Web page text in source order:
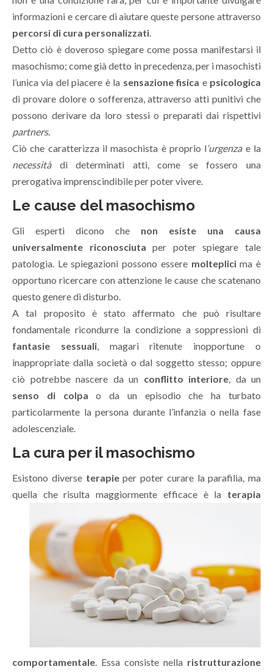
informazioni e cercare di aiutare queste persone attraverso
percorsi di cura personalizzati.
Detto ciò è doveroso spiegare come possa manifestarsi il
masochismo; come già detto in precedenza, per i masochisti
l’unica via del piacere è la sensazione fisica e psicologica
di provare dolore o sofferenza, attraverso atti punitivi che
possono derivare da loro stessi o preparati dai rispettivi
partners.
Ciò che caratterizza il masochista è proprio l‘urgenzae la
necessitàdi determinati atti, come se fossero una
prerogativa imprenscindibile per poter vivere.
Le cause del masochismo
Gli esperti dicono che non esiste una causa
universalmente riconosciuta per poter spiegare tale
patologia. Le spiegazioni possono essere molteplicima è
opportuno ricercare con attenzione le cause che scatenano
questo genere di disturbo.
A tal proposito è stato affermato che può risultare
fondamentale ricondurre la condizione a soppressioni di
fantasie sessuali, magari ritenute inopportune o
inappropriate dalla società o dal soggetto stesso; oppure
ciò potrebbe nascere da un conflitto interiore, da un
senso di colpa o da un episodio che ha turbato
particolarmente la persona durante l’infanzia o nella fase
adolescenziale.
La cura per il masochismo
Esistono diverse terapieper poter curare la parafilia, ma
quella che risulta maggiormente efficace è la terapia
comportamentale. Essa consiste nella ristrutturazione